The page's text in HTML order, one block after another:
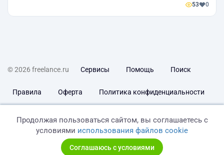
53 0
© 2026 freelance.ru Сервисы Помощь Поиск
Правила Оферта Политика конфиденциальности
Продолжая пользоваться сайтом, вы соглашаетесь с
условиями использования файлов cookie
Соглашаюсь с условиями